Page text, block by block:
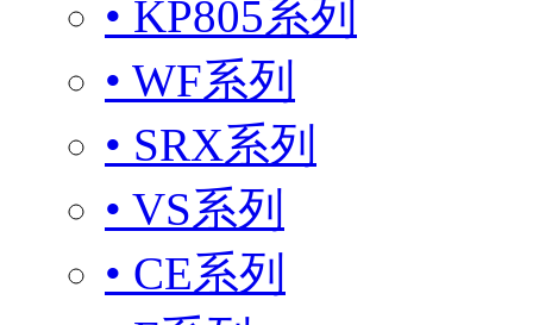
• KP805系列
• WF系列
• SRX系列
• VS系列
• CE系列